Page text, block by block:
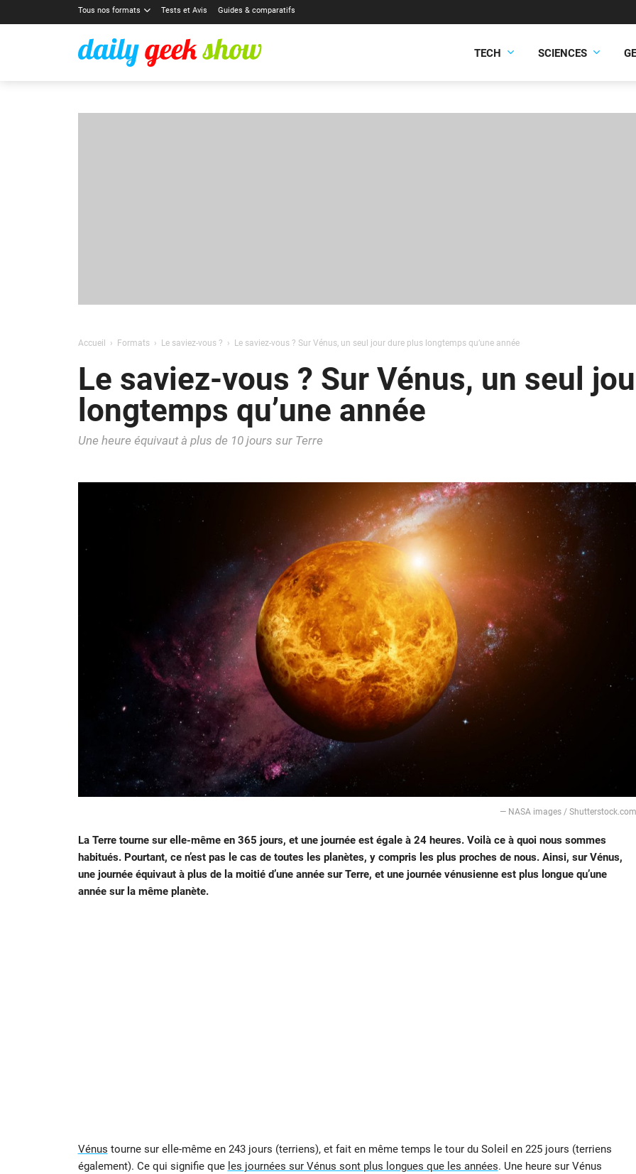
Tous nos formats Tests et Avis Guides & comparatifs
TECH SCIENCES
Accueil Formats Le saviez-vous ? Le saviez-vous ? Sur Vénus, un seul jour dure plus longtemps qu’une année
Le saviez-vous ? Sur Vénus, un seul
longtemps qu’une année
Une heure équivaut à plus de 10 jours sur Terre
― NASA images / Shutterstock.com
La Terre tourne sur elle-même en 365 jours, et une journée est égale à 24 heures. Voilà ce à quoi nous sommes
habitués. Pourtant, ce n’est pas le cas de toutes les planètes, y compris les plus proches de nous. Ainsi, sur Vénus,
une journée équivaut à plus de la moitié d’une année sur Terre, et une journée vénusienne est plus longue qu’une
année sur la même planète.
Vénus tourne sur elle-même en 243 jours (terriens), et fait en même temps le tour du Soleil en 225 jours (terriens
également). Ce qui signifie que les journées sur Vénus sont plus longues que les années. Une heure sur Vénus